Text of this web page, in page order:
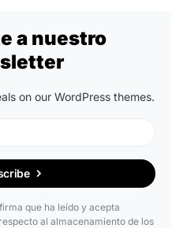
a nuestro
on our WordPress themes.
que ha leído y acepta
al almacenamiento de los